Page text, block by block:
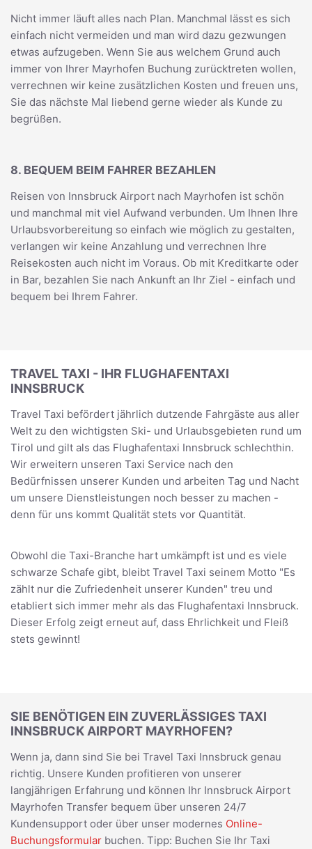
Nicht immer läuft alles nach Plan. Manchmal lässt es sich
einfach nicht vermeiden und man wird dazu gezwungen
etwas aufzugeben. Wenn Sie aus welchem Grund auch
immer von Ihrer Mayrhofen Buchung zurücktreten wollen,
verrechnen wir keine zusätzlichen Kosten und freuen uns,
Sie das nächste Mal liebend gerne wieder als Kunde zu
begrüßen.
8. BEQUEM BEIM FAHRER BEZAHLEN
Reisen von Innsbruck Airport nach Mayrhofen ist schön
und manchmal mit viel Aufwand verbunden. Um Ihnen Ihre
Urlaubsvorbereitung so einfach wie möglich zu gestalten,
verlangen wir keine Anzahlung und verrechnen Ihre
Reisekosten auch nicht im Voraus. Ob mit Kreditkarte oder
in Bar, bezahlen Sie nach Ankunft an Ihr Ziel - einfach und
bequem bei Ihrem Fahrer.
TRAVEL TAXI - IHR FLUGHAFENTAXI
INNSBRUCK
Travel Taxi befördert jährlich dutzende Fahrgäste aus aller
Welt zu den wichtigsten Ski- und Urlaubsgebieten rund um
Tirol und gilt als das Flughafentaxi Innsbruck schlechthin.
Wir erweitern unseren Taxi Service nach den
Bedürfnissen unserer Kunden und arbeiten Tag und Nacht
um unsere Dienstleistungen noch besser zu machen -
denn für uns kommt Qualität stets vor Quantität.
Obwohl die Taxi-Branche hart umkämpft ist und es viele
schwarze Schafe gibt, bleibt Travel Taxi seinem Motto "Es
zählt nur die Zufriedenheit unserer Kunden" treu und
etabliert sich immer mehr als das Flughafentaxi Innsbruck.
Dieser Erfolg zeigt erneut auf, dass Ehrlichkeit und Fleiß
stets gewinnt!
SIE BENÖTIGEN EIN ZUVERLÄSSIGES TAXI
INNSBRUCK AIRPORT MAYRHOFEN?
Wenn ja, dann sind Sie bei Travel Taxi Innsbruck genau
richtig. Unsere Kunden profitieren von unserer
langjährigen Erfahrung und können Ihr Innsbruck Airport
Mayrhofen Transfer bequem über unseren 24/7
Kundensupport oder über unser modernes Online-
Buchungsformular buchen. Tipp: Buchen Sie Ihr Taxi